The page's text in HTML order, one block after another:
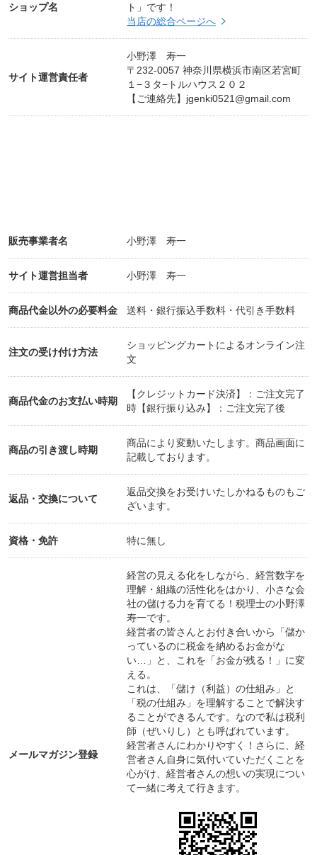
ショップ名
ト」です！
当店の総合ページへ
サイト運営責任者
小野澤 寿一
〒232-0057 神奈川県横浜市南区若宮町
１−３タ−トルハウス２０２
【ご連絡先】 jgenki0521@gmail.com
販売事業者名 小野澤 寿一
サイト運営担当者 小野澤 寿一
商品代金以外の必要料金 送料・銀行振込手数料・代引き手数料
注文の受け付け方法
ショッピングカートによるオンライン注
文
商品代金のお支払い時期
【クレジットカード決済】：ご注文完了
時【銀行振り込み】：ご注文完了後
商品の引き渡し時期
商品により変動いたします。商品画面に
記載しております。
返品・交換について
返品交換をお受けいたしかねるものもご
ざいます。
資格・免許 特に無し
メールマガジン登録
経営の見える化をしながら、経営数字を
理解・組織の活性化をはかり、小さな会
社の儲ける力を育てる！税理士の小野澤
寿一です。
経営者の皆さんとお付き合いから「儲か
っているのに税金を納めるお金がな
い…」と、これを「お金が残る！」に変
える。
これは、「儲け（利益）の仕組み」と
「税の仕組み」を理解することで解決す
ることができるんです。なので私は税利
師（ぜいりし）とも呼ばれています。
経営者さんにわかりやすく！さらに、経
営者さん自身に気付いていただくことを
心がけ、経営者さんの想いの実現につい
て一緒に考えて行きます。